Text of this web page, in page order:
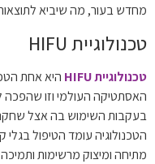
מחדש בעור, מה שיביא
טכנולוגיית HIFU
טכנולוגיית HIFU
היא אחת
האסתטיקה העולמי וזו שהפכה
בעקבות השימוש בה אצל
הטכנולוגיה עומד הטיפול
מתיחה ומיצוק מרשימות